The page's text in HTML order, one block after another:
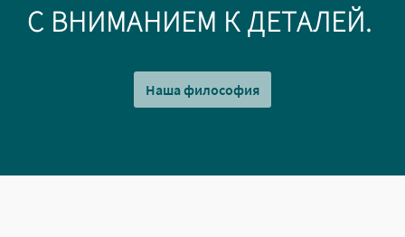
С ВНИМАНИЕМ КДЕТАЛЕЙ.
Наша философия